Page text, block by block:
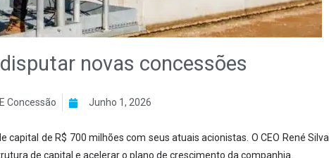
novas concessões
Concessão Junho 1, 2026
de R$ 700 milhões com seus atuais acionistas. O CEO René Silva
de capital e acelerar o plano de crescimento da companhia.